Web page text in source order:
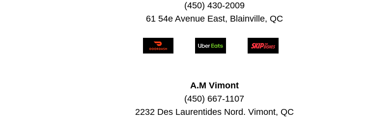
(450) 430-2009
61 54e Avenue East, Blainville, QC
A.M Vimont
(450) 667-1107
2232 Des Laurentides Nord. Vimont, QC